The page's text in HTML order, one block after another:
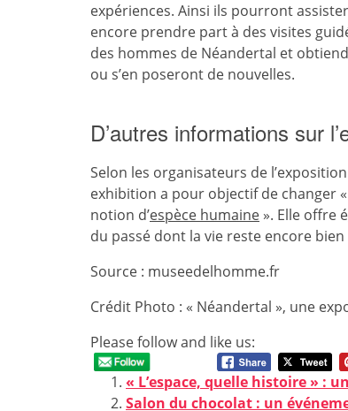
expériences. Ainsi ils pourront
encore prendre part à des visites
des hommes de Néandertal et
ou s’en poseront de nouvelles.
D’autres informations sur
Selon les organisateurs de l’exposition
exhibition a pour objectif de changer
notion d’espèce humaine ». Elle offre
du passé dont la vie reste encore
Source : museedelhomme.fr
Crédit Photo : « Néandertal », une
Please follow and like us:
« L’espace, quelle histoire » :
Salon du chocolat : un